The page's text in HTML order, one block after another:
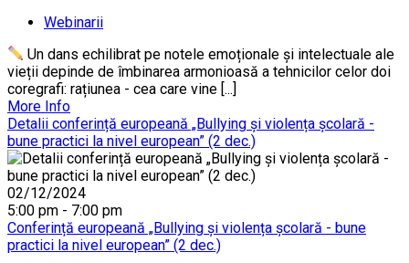
Webinarii
Un dans echilibrat pe notele emoționale și intelectuale ale
vieții depinde de îmbinarea armonioasă a tehnicilor celor doi
coregrafi: rațiunea - cea care vine [...]
More Info
Detalii conferință europeană „Bullying și violența școlară -
bune practici la nivel european” (2 dec.)
02/12/2024
5:00 pm - 7:00 pm
Conferință europeană „Bullying și violența școlară - bune
practici la nivel european” (2 dec.)